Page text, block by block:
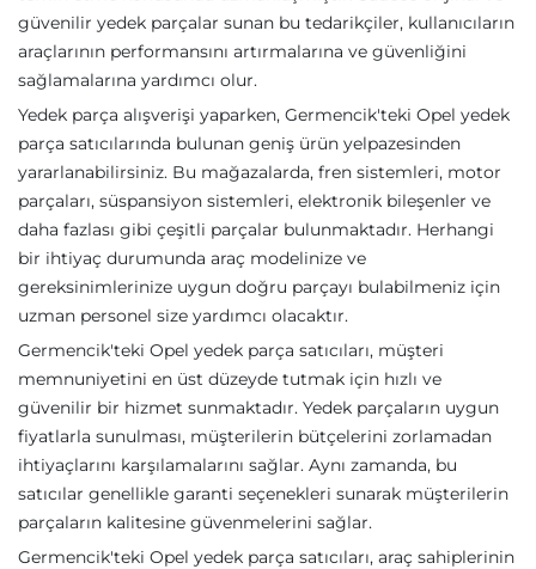
güvenilir yedek parçalar sunan bu tedarikçiler, kullanıcıların
araçlarının performansını artırmalarına ve güvenliğini
sağlamalarına yardımcı olur.
Yedek parça alışverişi yaparken, Germencik'teki Opel yedek
parça satıcılarında bulunan geniş ürün yelpazesinden
yararlanabilirsiniz. Bu mağazalarda, fren sistemleri, motor
parçaları, süspansiyon sistemleri, elektronik bileşenler ve
daha fazlası gibi çeşitli parçalar bulunmaktadır. Herhangi
bir ihtiyaç durumunda araç modelinize ve
gereksinimlerinize uygun doğru parçayı bulabilmeniz için
uzman personel size yardımcı olacaktır.
Germencik'teki Opel yedek parça satıcıları, müşteri
memnuniyetini en üst düzeyde tutmak için hızlı ve
güvenilir bir hizmet sunmaktadır. Yedek parçaların uygun
fiyatlarla sunulması, müşterilerin bütçelerini zorlamadan
ihtiyaçlarını karşılamalarını sağlar. Aynı zamanda, bu
satıcılar genellikle garanti seçenekleri sunarak müşterilerin
parçaların kalitesine güvenmelerini sağlar.
Germencik'teki Opel yedek parça satıcıları, araç sahiplerinin